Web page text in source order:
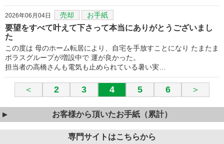
2026年06月04日 売却 お手紙
要望をすべて叶えて下さって本当にありがとうございまし
た
この度は 母のホーム転居により、自宅を手放すことになり たまたま
ポラスグループが増設中で 運が良かった。
担当者の高橋さんも電気も止められている暑い実…
＜ 2 3 4 5 6 ＞
お客様から頂いたお手紙（累計）
専門サイトはこちらから